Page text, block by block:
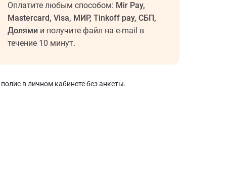
Оплатите любым способом: Mir Pay,
Mastercard, Visa, МИР, Tinkoff pay, СБП,
Долями и получите файл на e-mail в
течение 10 минут.
в личном кабинете без анкеты.